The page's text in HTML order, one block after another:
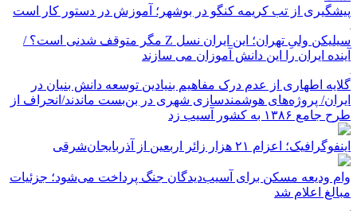
پیشگیری از تب کریمه کنگو در بوشهر؛ آموزش در دستور کار است
سیلیکن ولیِ تهران؛ این ایران نسل Z مگر متوقف شدنی است؟ /
آینده ایران را این دانش آموزان می سازند
گلایه اطهاری از عدم درک مفاهیم بنیادین توسعه دانش بنیان در
ایران/ پروژه‌های هوشمندسازی شهری در بن‌بست ماندند/انحراف از
طرح جامع ۱۳۸۶ به کشور آسیب زد
اینفوگرافیک؛ اعزام ۲۱ هزار زائر اربعین از آذربایجان‌شرقی
وام ودیعه مسکن برای آسیب‌دیدگان جنگ پرداخت می‌شود؛ جزئیات
مبالغ اعلام شد